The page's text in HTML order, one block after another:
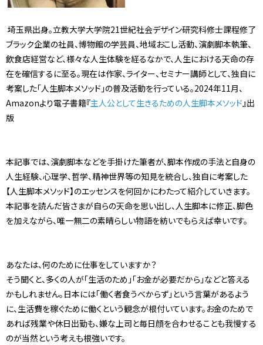
埼玉県出身。立教大学大学院21世紀社会デザイン研究科修士課程修了
ブラック企業の社員、博物館の学芸員、地域おこし活動、演劇脚本執筆、
飲食店経営など、様々な人生体験を経るなかで、人生における天命の存
在を確信するに至る。現在は作家、ライター、セミナー講師として、独自に
考案した「人生脚本メソッド」の普及活動を行っている。2024年11月、
Amazonより電子書籍『主人公として生きるための人生脚本メソッド』出
版
本記事では、演劇脚本などを手掛けた筆者が、脚本作成の手法と自身の
人生経験、心理学、哲学、精神世界等の知見を統合し、独自に考案した
【人生脚本メソッド】のエッセンスを何回かにわたって紹介していきます。
本記事を読んだ皆さまが自らの天命を思い出し、人生脚本に修正、脚色
を加えながら、唯一無二の素晴らしい物語を紡いでもらえば幸いです。
あなたは、何のために仕事をしていますか？
そう聞くと、多くの人が「生活のため」「お金が必要だから」などと答える
かもしれません。日本には「働く者食うべからず」という言葉があるよう
に、生活費を稼ぐために働くという観念が根付いています。お金のためで
あれば残業や休日出勤も、嫌な上司と毎日顔を合わせることも我慢する
のが当然という考えも根強いです。